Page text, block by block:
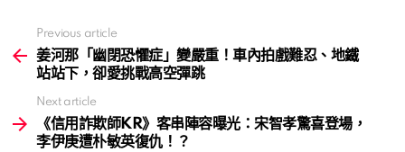
more
Previous article
姜河那「幽閉恐懼症」變嚴重！車內拍戲難忍、地鐵
站站下，卻愛挑戰高空彈跳
Next article
《信用詐欺師KR》客串陣容曝光：宋智孝驚喜登場，
李伊庚遭朴敏英復仇！？